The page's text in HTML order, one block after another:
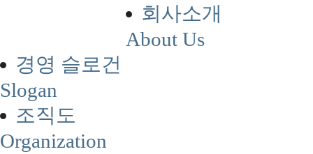
회사소개
About Us
경영 슬로건
Slogan
조직도
Organization